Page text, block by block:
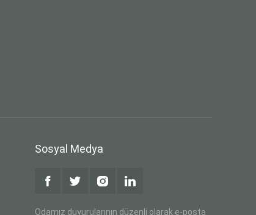
Sosyal Medya
Odamız duyurularının düzenli olarak e-posta